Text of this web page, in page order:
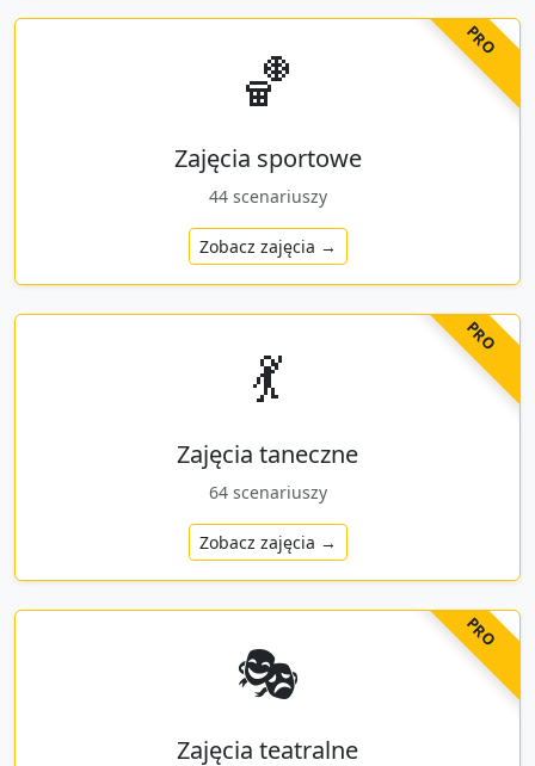
PRO
🏀
Zajęcia sportowe
44scenariuszy
Zobacz zajęcia →
PRO
💃
Zajęcia taneczne
64scenariuszy
Zobacz zajęcia →
PRO
🎭
Zajęcia teatralne